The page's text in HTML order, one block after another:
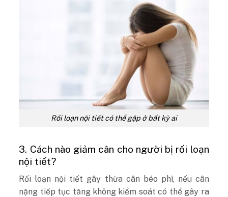
Rối loạn nội tiết có thể gặp ở bất kỳ ai
3. Cách nào giảm cân cho người bị rối loạn
nội tiết?
Rối loạn nội tiết gây thừa cân béo phì, nếu cân
nặng tiếp tục tăng không kiểm soát có thể gây ra